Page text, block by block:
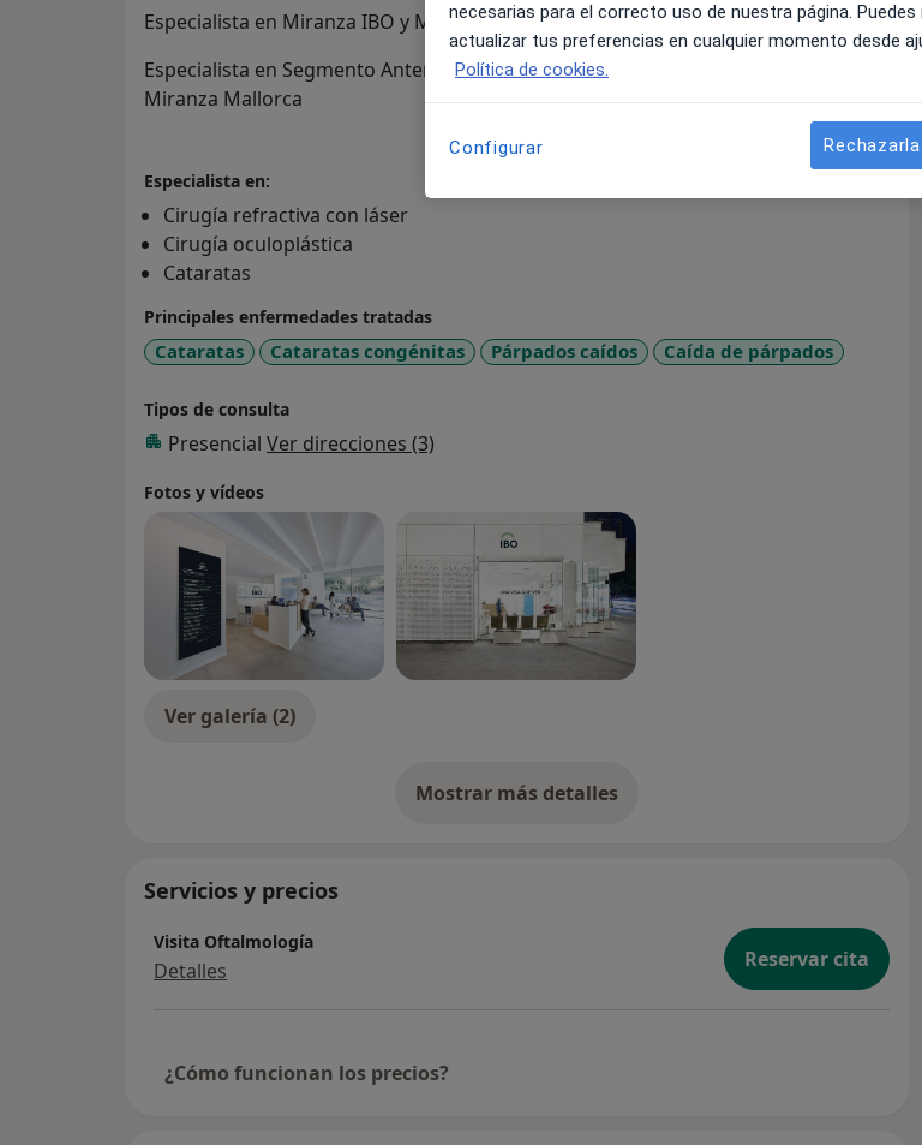
Especialista en Miranza IBO y Miranza Passeig Mallorca
Especialista en Segmento Anterior, refractiva , cataratas y oculoplástica en
Miranza Mallorca
Especialista en:
Cirugía refractiva con láser
Cirugía oculoplástica
Cataratas
Principales enfermedades tratadas
Cataratas Cataratas congénitas Párpados caídos Caída de párpados
Tipos de consulta
Presencial Ver direcciones (3)
Fotos y vídeos
Ver galería (2)
Mostrar más detalles
sobre la experiencia
Servicios y precios
Visita Oftalmología
Detalles Reservar cita
¿Cómo funcionan los precios?
necesarias para el correcto uso de nuestra página.
actualizar tus preferencias en cualquier momento desde
Política de cookies.
Configurar